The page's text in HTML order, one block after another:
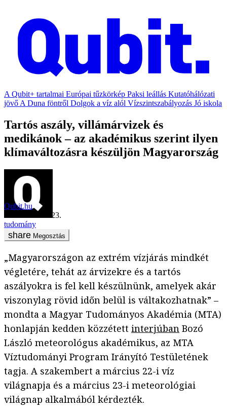
A Qubit+ tartalmai Európai tűzkörkép Paksi leállás Kutatóhálózati
jövő A Duna föntről Dolgok a víz alól Vízszintszabályozás Jó iskola
Tartós aszály, villámárvizek és
medikánok – az akadémikus szerint ilyen
klímaváltozásra készüljön Magyarország
Qubit.hu
2021. március 23.
tudomány
Megosztás
„Magyarországon az extrém vízjárás mindkét
végletére, tehát az árvizekre és a tartós
aszályokra is fel kell készülnünk, amelyek akár
viszonylag rövid időn belül is váltakozhatnak” –
mondta a Magyar Tudományos Akadémia (MTA)
honlapján kedden közzétett interjúban Bozó
László meteorológus akadémikus, az MTA
Víztudományi Program Irányító Testületének
tagja. A szakembert a március 22-i víz
világnapja és a március 23-i meteorológiai
világnap alkalmából kérdezték.